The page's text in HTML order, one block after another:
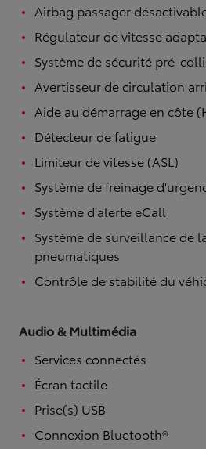
Airbag passager
Régulateur de vitesse
Système de sécurité pré-
Avertisseur de circulation
Aide au démarrage en côte
Détecteur de fatigue
Limiteur de vitesse (ASL)
Système de freinage
Système d'alerte eCall
Système de surveillance de
pneumatiques
Contrôle de stabilité du
Audio & Multimédia
Services connectés
Écran tactile
Prise(s) USB
Connexion Bluetooth®